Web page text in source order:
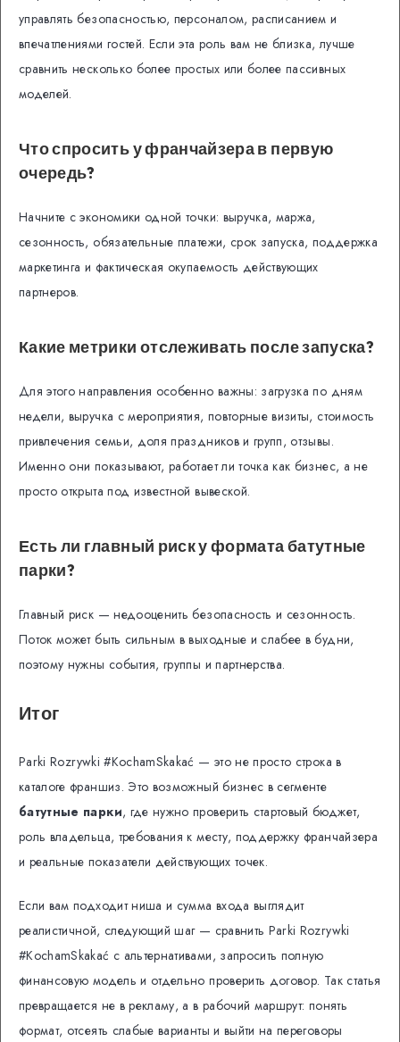
управлять безопасностью, персоналом, расписанием и
впечатлениями гостей. Если эта роль вам не близка, лучше
сравнить несколько более простых или более пассивных
моделей.
Что спросить у франчайзера в первую
очередь?
Начните с экономики одной точки: выручка, маржа,
сезонность, обязательные платежи, срок запуска, поддержка
маркетинга и фактическая окупаемость действующих
партнеров.
Какие метрики отслеживать после запуска?
Для этого направления особенно важны: загрузка по дням
недели, выручка с мероприятия, повторные визиты, стоимость
привлечения семьи, доля праздников и групп, отзывы.
Именно они показывают, работает ли точка как бизнес, а не
просто открыта под известной вывеской.
Есть ли главный риск у формата батутные
парки?
Главный риск — недооценить безопасность и сезонность.
Поток может быть сильным в выходные и слабее в будни,
поэтому нужны события, группы и партнерства.
Итог
Parki Rozrywki #KochamSkakać — это не просто строка в
каталоге франшиз. Это возможный бизнес в сегменте
батутные парки, где нужно проверить стартовый бюджет,
роль владельца, требования к месту, поддержку франчайзера
и реальные показатели действующих точек.
Если вам подходит ниша и сумма входа выглядит
реалистичной, следующий шаг — сравнить Parki Rozrywki
#KochamSkakać с альтернативами, запросить полную
финансовую модель и отдельно проверить договор. Так статья
превращается не в рекламу, а в рабочий маршрут: понять
формат, отсеять слабые варианты и выйти на переговоры